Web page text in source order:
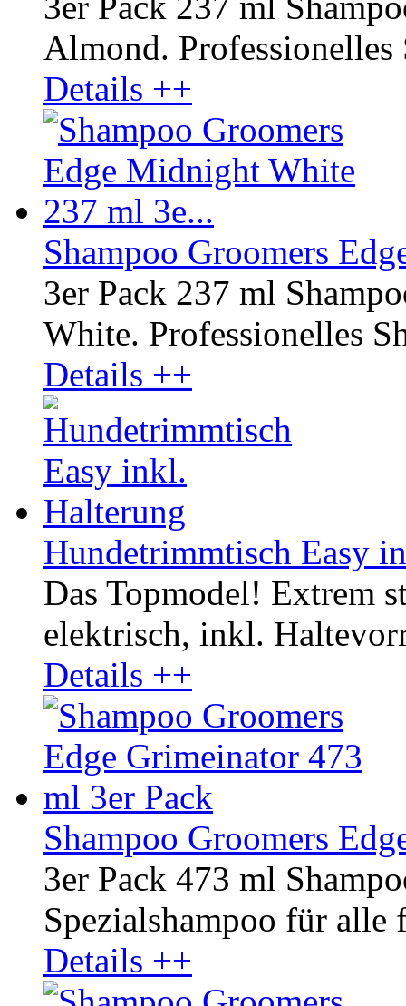
Almond. Professionelles
Details ++
Shampoo Groomers
3er Pack 237 ml
White. Professionelles
Details ++
Hundetrimmtisch Easy
Das Topmodel! Extrem
elektrisch, inkl.
Details ++
Shampoo Groomers
3er Pack 473 ml
Spezialshampoo für alle
Details ++